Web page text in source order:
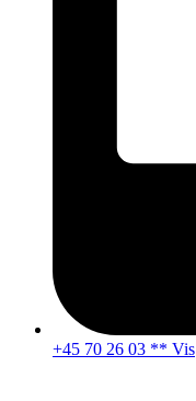
+45 70 26 03 ** Vis